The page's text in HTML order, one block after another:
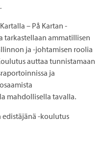
– På Kartan -
tarkastellaan ammatillisen
ja -johtamisen roolia
auttaa tunnistamaan
ja
mahdollisella tavalla.
-koulutus